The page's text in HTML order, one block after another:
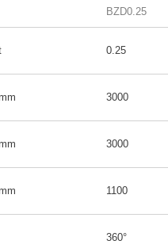
BZD0.25
0.25
mm 3000
mm 3000
mm 1100
360°